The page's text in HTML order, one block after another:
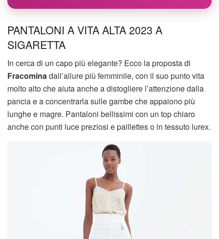
PANTALONI A VITA ALTA 2023 A
SIGARETTA
In cerca di un capo più elegante? Ecco la proposta di
Fracominadall’allure più femminile, con il suo punto vita
molto alto che aiuta anche a distogliere l’attenzione dalla
pancia e a concentrarla sulle gambe che appaiono più
lunghe e magre. Pantaloni bellissimi con un top chiaro
anche con punti luce preziosi e paillettes o in tessuto lurex.